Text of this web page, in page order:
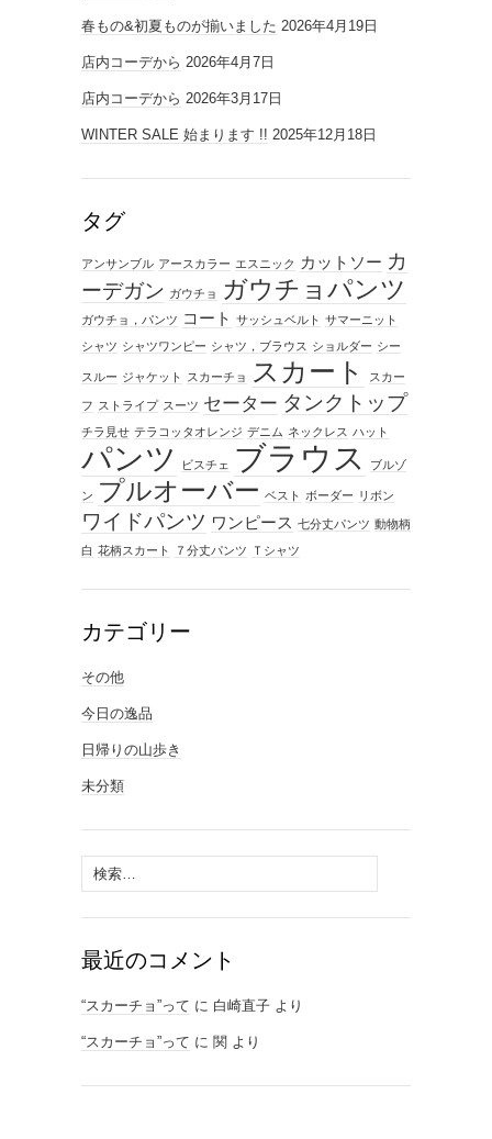
春もの&初夏ものが揃いました 2026年4月19日
店内コーデから 2026年4月7日
店内コーデから 2026年3月17日
WINTER SALE 始まります !! 2025年12月18日
タグ
アンサンブル アースカラー エスニック カットソー カ
ーデガン ガウチョ ガウチョパンツ
ガウチョ，パンツ コート サッシュベルト サマーニット
シャツ シャツワンピー シャツ，ブラウス ショルダー シー
スルー ジャケット スカーチョ スカート スカー
フ ストライプ スーツ セーター タンクトップ
チラ見せ テラコッタオレンジ デニム ネックレス ハット
パンツ ビスチェ ブラウス ブルゾ
ン プルオーバー ベスト ボーダー リボン
ワイドパンツ ワンピース 七分丈パンツ 動物柄
白 花柄スカート ７分丈パンツ Ｔシャツ
カテゴリー
その他
今日の逸品
日帰りの山歩き
未分類
検
索:
最近のコメント
“スカーチョ”って に 白崎直子 より
“スカーチョ”って に 関 より